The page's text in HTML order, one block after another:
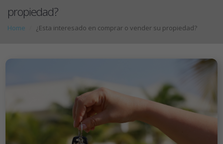
propiedad?
Home ¿Esta interesado en comprar o vender su propiedad?